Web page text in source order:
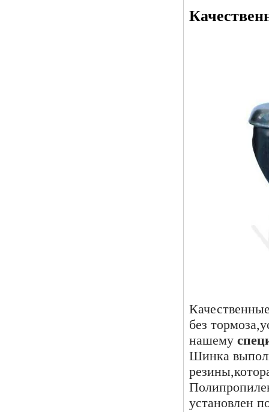
без
нашему
Шинка
установлен